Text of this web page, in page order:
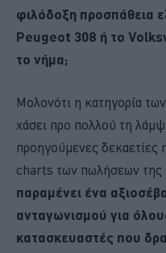
φιλόδοξη προσπάθεια
Peugeot 308 ή το
το νήμα;
Μολονότι η κατηγορία
χάσει προ πολλού τη
προηγούμενες δεκαετίες
charts των πωλήσεων της
παραμένει ένα
ανταγωνισμού για
κατασκευαστές που